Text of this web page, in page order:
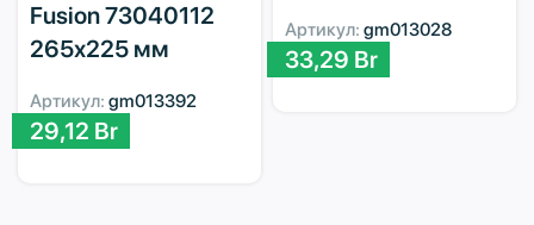
Fusion 73040112
265х225 мм
Артикул: gm013392
29,12 Br
Артикул: gm013028
33,29 Br